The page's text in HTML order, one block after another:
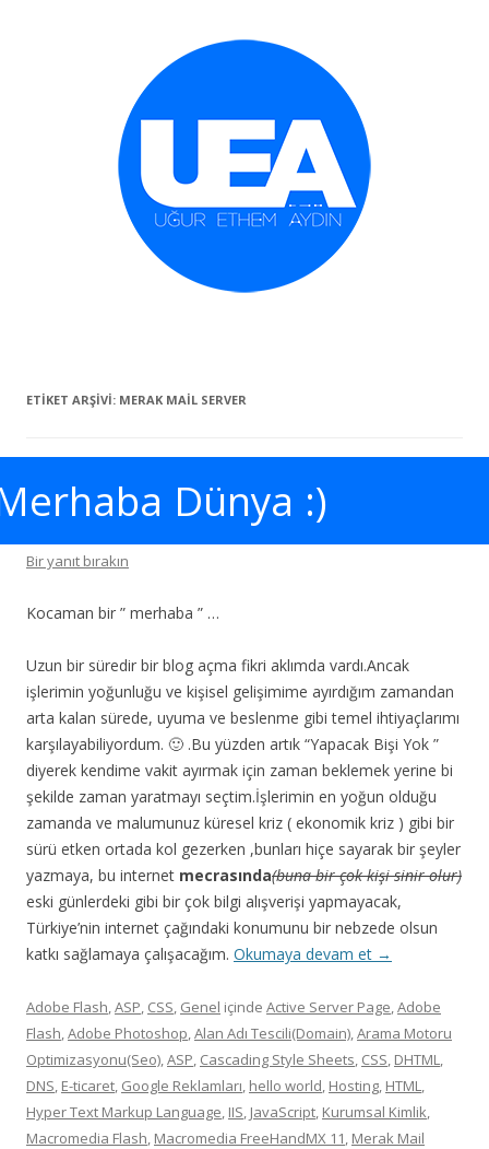
ETIKET ARŞIVI: MERAK MAIL SERVER
Dünya :)
Bir yanıt bırakın
Kocaman bir ” merhaba ” …
Uzun bir süredir bir blog açma fikri aklımda vardı.Ancak
işlerimin yoğunluğu ve kişisel gelişimime ayırdığım zamandan
arta kalan sürede, uyuma ve beslenme gibi temel ihtiyaçlarımı
karşılayabiliyordum. 🙂 .Bu yüzden artık “Yapacak Bişi Yok ”
diyerek kendime vakit ayırmak için zaman beklemek yerine bi
şekilde zaman yaratmayı seçtim.İşlerimin en yoğun olduğu
zamanda ve malumunuz küresel kriz ( ekonomik kriz ) gibi bir
sürü etken ortada kol gezerken ,bunları hiçe sayarak bir şeyler
yazmaya, bu internet mecrasında(buna bir çok kişi sinir olur)
eski günlerdeki gibi bir çok bilgi alışverişi yapmayacak,
Türkiye’nin internet çağındaki konumunu bir nebzede olsun
katkı sağlamaya çalışacağım. Okumaya devam et →
Adobe Flash,ASP, CSS, Genel içinde Active Server Page,Adobe
Flash,Adobe Photoshop,Alan Adı Tescili(Domain),Arama Motoru
Optimizasyonu(Seo),ASP, Cascading Style Sheets, CSS, DHTML,
DNS, E-ticaret, Google Reklamları, hello world, Hosting, HTML,
Hyper Text Markup Language, IIS, JavaScript, Kurumsal Kimlik,
Macromedia Flash, Macromedia FreeHandMX 11, Merak Mail